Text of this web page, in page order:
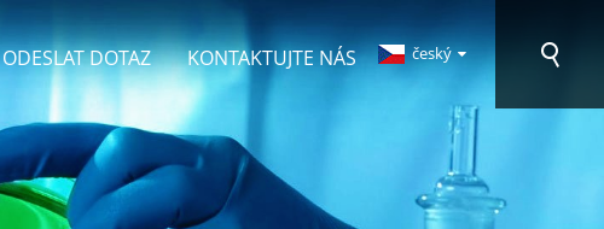
ODESLAT DOTAZ KONTAKTUJTE NÁS český